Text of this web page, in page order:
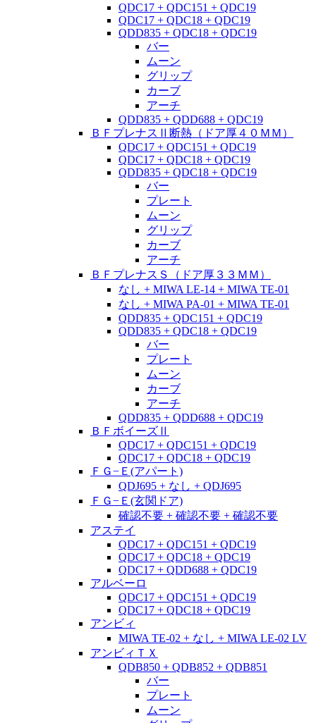
QDC17 + QDC151 + QDC19
QDC17 + QDC18 + QDC19
QDD835 + QDC18 + QDC19
バー
ムーン
グリップ
カーブ
アーチ
QDD835 + QDD688 + QDC19
ＢＦプレナスⅡ断熱（ドア厚４０ＭＭ）
QDC17 + QDC151 + QDC19
QDC17 + QDC18 + QDC19
QDD835 + QDC18 + QDC19
バー
プレート
ムーン
グリップ
カーブ
アーチ
ＢＦプレナスＳ（ドア厚３３ＭＭ）
なし + MIWA LE-14 + MIWA TE-01
なし + MIWA PA-01 + MIWA TE-01
QDD835 + QDC151 + QDC19
QDD835 + QDC18 + QDC19
バー
プレート
ムーン
カーブ
アーチ
QDD835 + QDD688 + QDC19
ＢＦボイーズⅡ
QDC17 + QDC151 + QDC19
QDC17 + QDC18 + QDC19
ＦＧ−Ｅ(アパート)
QDJ695 + なし + QDJ695
ＦＧ−Ｅ(玄関ドア)
確認不要 + 確認不要 + 確認不要
アステイ
QDC17 + QDC151 + QDC19
QDC17 + QDC18 + QDC19
QDC17 + QDD688 + QDC19
アルベーロ
QDC17 + QDC151 + QDC19
QDC17 + QDC18 + QDC19
アンビィ
MIWA TE-02 + なし + MIWA LE-02 LV
アンビィＴＸ
QDB850 + QDB852 + QDB851
バー
プレート
ムーン